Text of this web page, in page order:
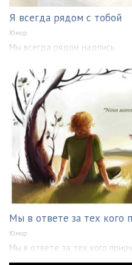
Я всегда рядом с тобой
Юмор
Мы всегда рядом надпись
Мы в ответе за тех кого
Юмор
Мы в ответе за тех кого